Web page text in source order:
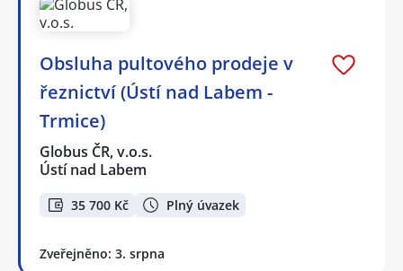
Obsluha pultového prodeje v
řeznictví (Ústí nad Labem -
Trmice)
Globus ČR, v.o.s.
Ústí nad Labem
35 700 Kč Plný úvazek
Zveřejněno: 3. srpna